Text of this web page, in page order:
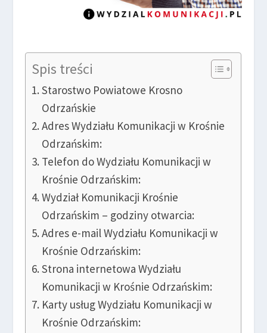
Spis treści
Starostwo Powiatowe Krosno
Odrzańskie
Adres Wydziału Komunikacji w Krośnie
Odrzańskim:
Telefon do Wydziału Komunikacji w
Krośnie Odrzańskim:
Wydział Komunikacji Krośnie
Odrzańskim – godziny otwarcia:
Adres e-mail Wydziału Komunikacji w
Krośnie Odrzańskim:
Strona internetowa Wydziału
Komunikacji w Krośnie Odrzańskim:
Karty usług Wydziału Komunikacji w
Krośnie Odrzańskim: